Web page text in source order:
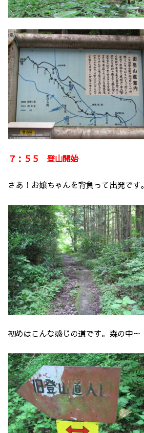
７：５５ 登山開始
さあ！お嬢ちゃんを背負って出発です。
初めはこんな感じの道です。森の中～